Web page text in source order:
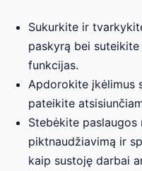
Sukurkite ir
paskyrą bei
funkcijas.
Apdorokite įkėlimus
pateikite
Stebėkite paslaugos
piktnaudžiavimą ir
kaip sustoję darbai